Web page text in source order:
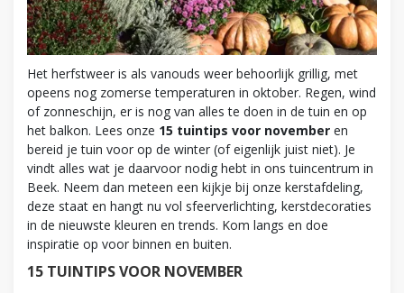
Het herfstweer is als vanouds weer behoorlijk grillig, met
opeens nog zomerse temperaturen in oktober. Regen, wind
of zonneschijn, er is nog van alles te doen in de tuin en op
het balkon. Lees onze 15 tuintips voor november en
bereid je tuin voor op de winter (of eigenlijk juist niet). Je
vindt alles wat je daarvoor nodig hebt in ons tuincentrum in
Beek. Neem dan meteen een kijkje bij onze kerstafdeling,
deze staat en hangt nu vol sfeerverlichting, kerstdecoraties
in de nieuwste kleuren en trends. Kom langs en doe
inspiratie op voor binnen en buiten.
15 TUINTIPS VOOR NOVEMBER